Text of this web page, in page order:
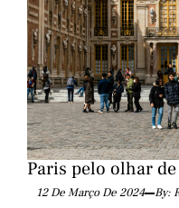
Paris pelo olhar
12 De Março De 2024 By: